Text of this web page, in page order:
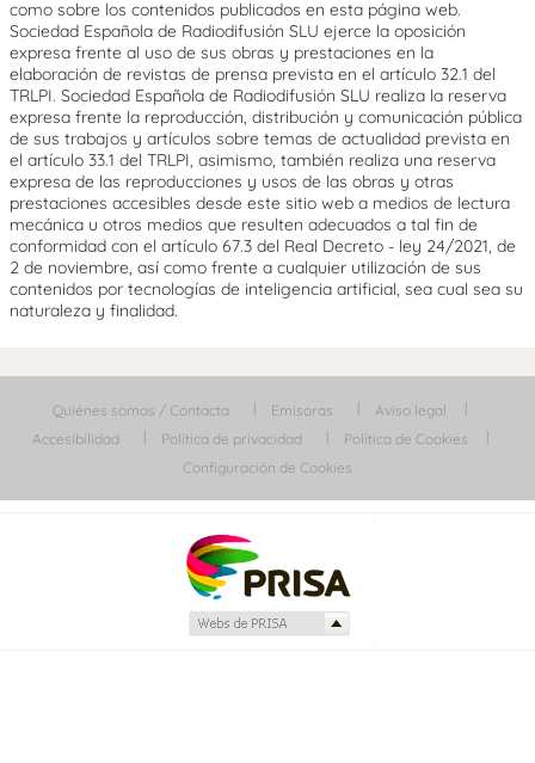
como sobre los contenidos publicados en esta página web.
Sociedad Española de Radiodifusión SLU ejerce la oposición
expresa frente al uso de sus obras y prestaciones en la
elaboración de revistas de prensa prevista en el artículo 32.1 del
TRLPI. Sociedad Española de Radiodifusión SLU realiza la reserva
expresa frente la reproducción, distribución y comunicación pública
de sus trabajos y artículos sobre temas de actualidad prevista en
el artículo 33.1 del TRLPI, asimismo, también realiza una reserva
expresa de las reproducciones y usos de las obras y otras
prestaciones accesibles desde este sitio web a medios de lectura
mecánica u otros medios que resulten adecuados a tal fin de
conformidad con el artículo 67.3 del Real Decreto - ley 24/2021, de
2 de noviembre, así como frente a cualquier utilización de sus
contenidos por tecnologías de inteligencia artificial, sea cual sea su
naturaleza y finalidad.
Quiénes somos / Contacta Emisoras
Aviso legal
Accesibilidad
Política de privacidad
Política de Cookies
Configuración de Cookies